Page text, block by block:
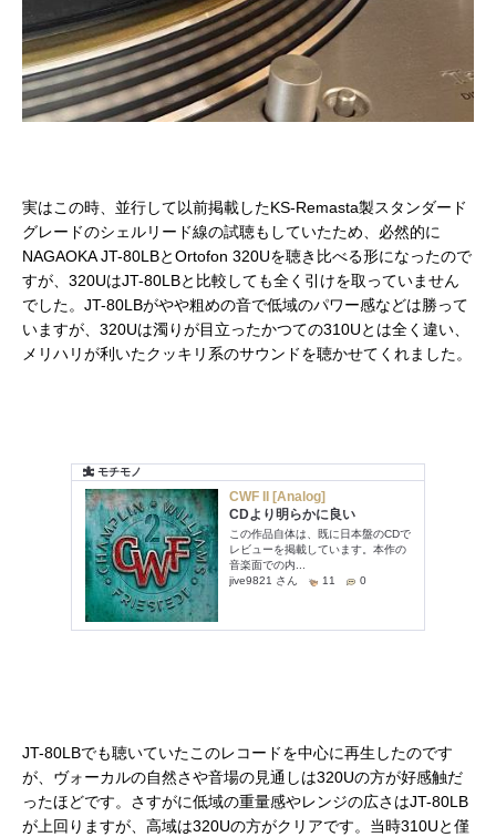
実はこの時、並行して以前掲載したKS-Remasta製スタンダード
グレードのシェルリード線の試聴もしていたため、必然的に
NAGAOKA JT-80LBとOrtofon 320Uを聴き比べる形になったので
すが、320UはJT-80LBと比較しても全く引けを取っていません
でした。JT-80LBがやや粗めの音で低域のパワー感などは勝って
いますが、320Uは濁りが目立ったかつての310Uとは全く違い、
メリハリが利いたクッキリ系のサウンドを聴かせてくれました。
JT-80LBでも聴いていたこのレコードを中心に再生したのです
が、ヴォーカルの自然さや音場の見通しは320Uの方が好感触だ
ったほどです。さすがに低域の重量感やレンジの広さはJT-80LB
が上回りますが、高域は320Uの方がクリアです。当時310Uと僅